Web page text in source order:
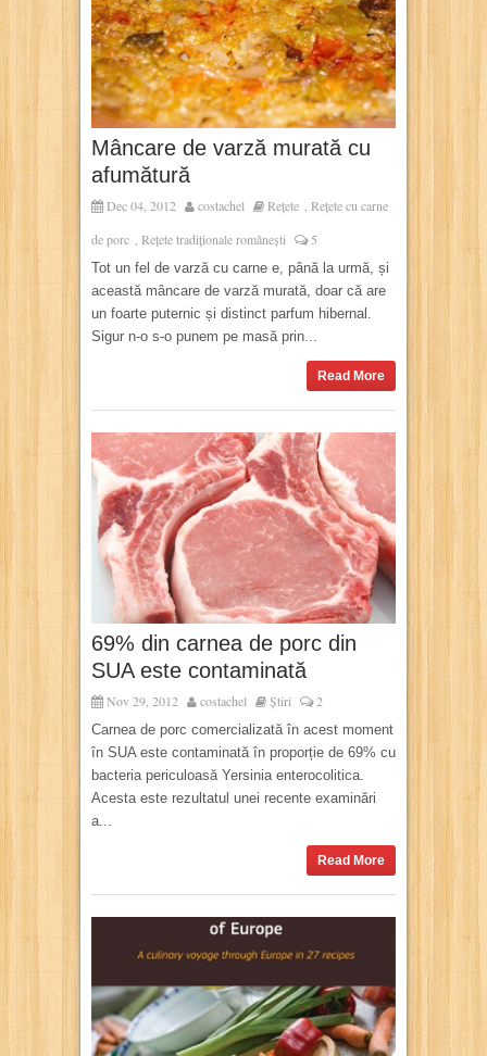
Mâncare de varză murată cu
afumătură
Dec 04, 2012 costachel Rețete , Rețete cu carne
de porc , Rețete tradiționale românești 5
Tot un fel de varză cu carne e, până la urmă, și
această mâncare de varză murată, doar că are
un foarte puternic și distinct parfum hibernal.
Sigur n-o s-o punem pe masă prin...
Read More
69% din carnea de porc din
SUA este contaminată
Nov 29, 2012 costachel Știri 2
Carnea de porc comercializată în acest moment
în SUA este contaminată în proporție de 69% cu
bacteria periculoasă Yersinia enterocolitica.
Acesta este rezultatul unei recente examinări
a...
Read More